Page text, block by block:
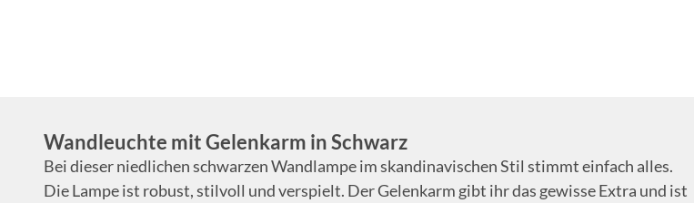
Wandleuchte mit Gelenkarm in Schwarz
Bei dieser niedlichen schwarzen Wandlampe im skandinavischen Stil stimmt einfach alles.
Die Lampe ist robust, stilvoll und verspielt. Der Gelenkarm gibt ihr das gewisse Extra und ist